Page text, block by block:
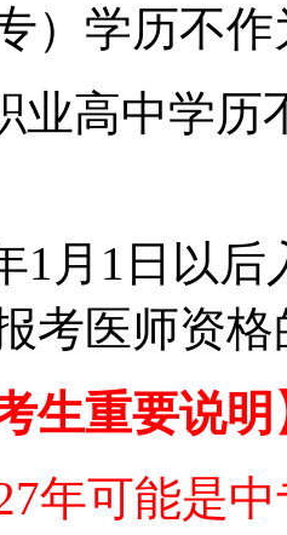
）学历不
高中学历
1日以后
考医师资
生重要说明
年可能是